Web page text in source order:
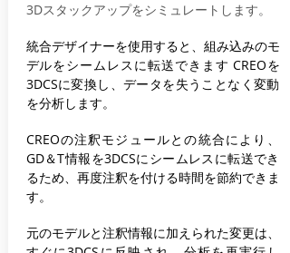
3Dスタックアップをシミュレートします。
統合デザイナーを使用すると、組み込みのモ
デルをシームレスに転送できます CREOを
3DCSに変換し、データを失うことなく変動
を分析します。
CREOの注釈モジュールとの統合により、
GD＆T情報を3DCSにシームレスに転送でき
るため、再度注釈を付ける時間を節約できま
す。
元のモデルと注釈情報に加えられた変更は、